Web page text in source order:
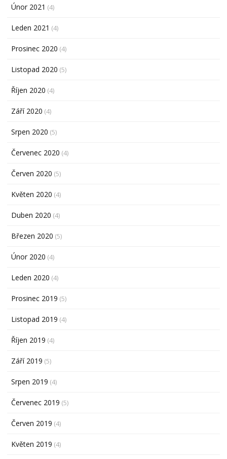
Únor 2021 (4)
Leden 2021 (4)
Prosinec 2020 (4)
Listopad 2020 (5)
Říjen 2020 (4)
Září 2020 (4)
Srpen 2020 (5)
Červenec 2020 (4)
Červen 2020 (5)
Květen 2020 (4)
Duben 2020 (4)
Březen 2020 (5)
Únor 2020 (4)
Leden 2020 (4)
Prosinec 2019 (5)
Listopad 2019 (4)
Říjen 2019 (4)
Září 2019 (5)
Srpen 2019 (4)
Červenec 2019 (5)
Červen 2019 (4)
Květen 2019 (4)